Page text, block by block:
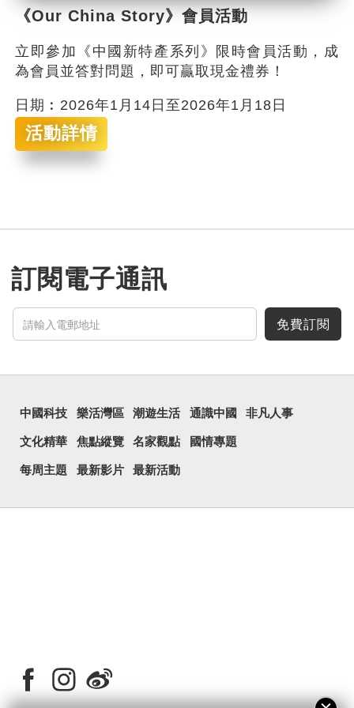
《Our China Story》會員活動
立即參加《中國新特產系列》限時會員活動，成
為會員並答對問題，即可贏取現金禮券！
日期︰2026年1月14日至2026年1月18日
活動詳情
訂閱電子通訊
免費訂閱
中國科技 樂活灣區 潮遊生活 通識中國 非凡人事
文化精華 焦點縱覽 名家觀點 國情專題
每周主題 最新影片 最新活動